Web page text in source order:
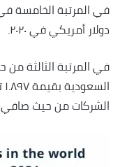
دولار أمريكي في ٢٠٢٠.
في المرتبة الثالثة
الشركات من حيث صافي الأرباح